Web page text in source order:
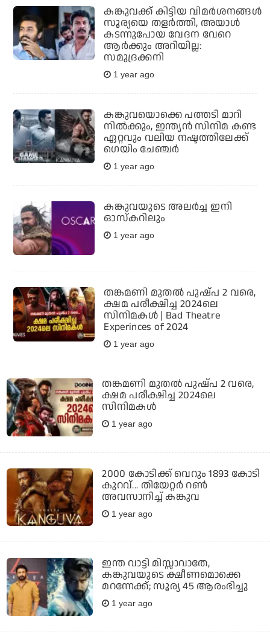
കങ്കുവക്ക് കിട്ടിയ വിമര്‍ശനങ്ങള്‍
സൂര്യയെ തളര്‍ത്തി, അയാള്‍
കടന്നുപോയ വേദന വേറെ
ആര്‍ക്കും അറിയില്ല:
സമുദ്രക്കനി
1 year ago
കങ്കുവയൊക്കെ പത്തടി മാറി
നില്‍ക്കും, ഇന്ത്യന്‍ സിനിമ കണ്ട
ഏറ്റവും വലിയ നഷ്ടത്തിലേക്ക്
ഗെയിം ചേഞ്ചര്‍
1 year ago
കങ്കുവയുടെ അലര്‍ച്ച ഇനി
ഓസ്‌കറിലും
1 year ago
തങ്കമണി മുതല്‍ പുഷ്പ 2 വരെ,
ക്ഷമ പരീക്ഷിച്ച 2024ലെ
സിനിമകള്‍ | Bad Theatre
Experinces of 2024
1 year ago
തങ്കമണി മുതല്‍ പുഷ്പ 2 വരെ,
ക്ഷമ പരീക്ഷിച്ച 2024ലെ
സിനിമകള്‍
1 year ago
2000 കോടിക്ക് വെറും 1893 കോടി
കുറവ്... തിയേറ്റര്‍ റണ്‍
അവസാനിച്ച് കങ്കുവ
1 year ago
ഇന്ത വാട്ടി മിസ്സാവാതേ,
കങ്കുവയുടെ ക്ഷീണമൊക്കെ
മറന്നേക്ക്; സൂര്യ 45 ആരംഭിച്ചു
1 year ago